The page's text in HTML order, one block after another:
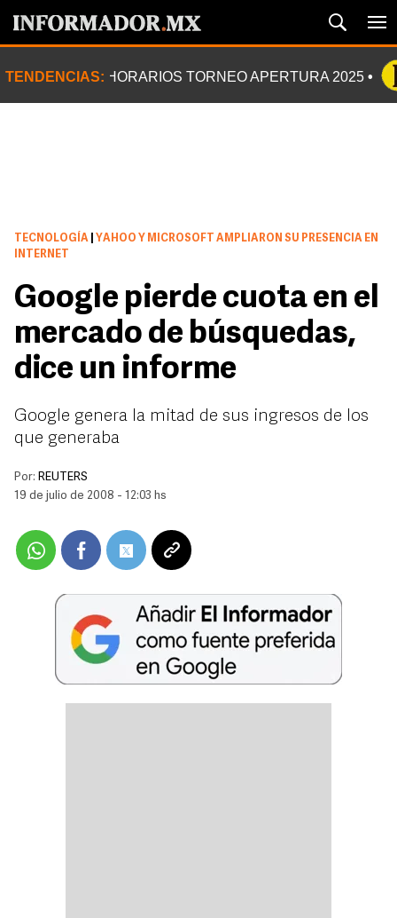
TENDENCIAS: HORARIOS TORNEO APERTURA 2025
TECNOLOGÍA
YAHOO Y MICROSOFT AMPLIARON SU PRESENCIA EN
INTERNET
Google pierde cuota en el
mercado de búsquedas,
dice un informe
Google genera la mitad de sus ingresos de los
que generaba
Por: REUTERS
19 de julio de 2008 - 12:03 hs